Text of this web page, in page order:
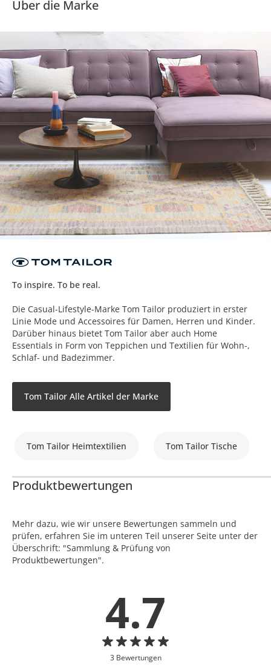
Über die Marke
To inspire. To be real.
Die Casual-Lifestyle-Marke Tom Tailor produziert in erster
Linie Mode und Accessoires für Damen, Herren und Kinder.
Darüber hinaus bietet Tom Tailor aber auch Home
Essentials in Form von Teppichen und Textilien für Wohn-,
Schlaf- und Badezimmer.
Tom Tailor Alle Artikel der Marke
Tom Tailor Heimtextilien Tom Tailor Tische
Produktbewertungen
Mehr dazu, wie wir unsere Bewertungen sammeln und
prüfen, erfahren Sie im unteren Teil unserer Seite unter der
Überschrift: "Sammlung & Prüfung von
Produktbewertungen".
4.7
3 Bewertungen